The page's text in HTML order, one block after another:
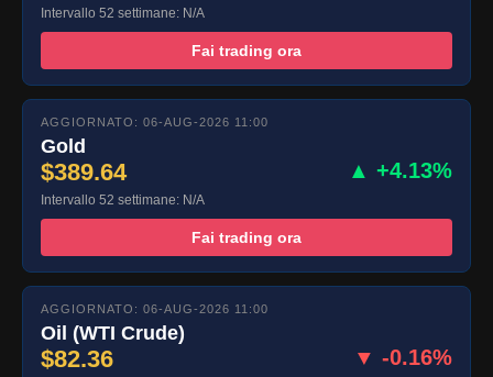
Intervallo 52 settimane: N/A
Fai trading ora
AGGIORNATO: 06-AUG-2026 11:00
Gold
$389.64 ▲ +4.13%
Intervallo 52 settimane: N/A
Fai trading ora
AGGIORNATO: 06-AUG-2026 11:00
Oil (WTI Crude)
$82.36 ▼ -0.16%